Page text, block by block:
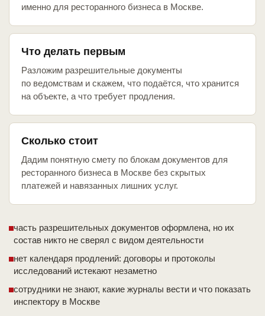
именно для ресторанного бизнеса в Москве.
Что делать первым
Разложим разрешительные документы
по ведомствам и скажем, что подаётся, что хранится
на объекте, а что требует продления.
Сколько стоит
Дадим понятную смету по блокам документов для
ресторанного бизнеса в Москве без скрытых
платежей и навязанных лишних услуг.
часть разрешительных документов оформлена, но их
состав никто не сверял с видом деятельности
нет календаря продлений: договоры и протоколы
исследований истекают незаметно
сотрудники не знают, какие журналы вести и что показать
инспектору в Москве